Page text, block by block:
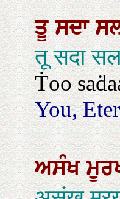
ਤੂਸਦਾ
तू सदा
Ṫoo
You,
ਅਸੰਖ